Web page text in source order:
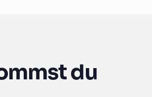
du